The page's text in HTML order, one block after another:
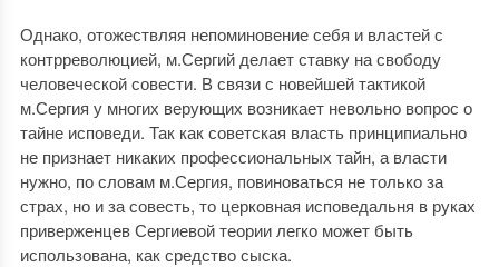
Однако, отожествляя непоминовение себя и властей с
контрреволюцией, м.Сергий делает ставку на свободу
человеческой совести. В связи с новейшей тактикой
м.Сергия у многих верующих возникает невольно вопрос о
тайне исповеди. Так как советская власть принципиально
не признает никаких профессиональных тайн, а власти
нужно, по словам м.Сергия, повиноваться не только за
страх, но и за совесть, то церковная исповедальня в руках
приверженцев Сергиевой теории легко может быть
использована, как средство сыска.